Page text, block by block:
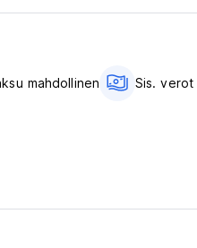
mahdollinen Sis. verot